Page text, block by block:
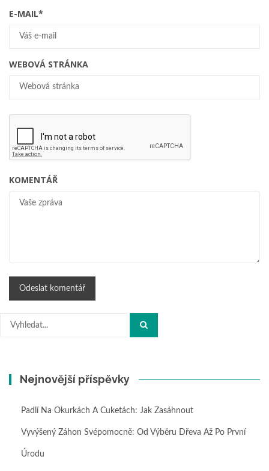
E-MAIL*
WEBOVÁ STRÁNKA
KOMENTÁŘ
Hledat:
Nejnovější příspěvky
Padlí Na Okurkách A Cuketách: Jak Zasáhnout
Vyvýšený Záhon Svépomocně: Od Výběru Dřeva Až Po První
Úrodu